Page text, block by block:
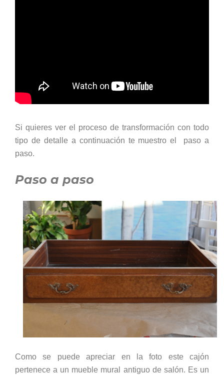
Si quieres ver el proceso de transformación con todo
tipo de detalle a continuación te muestro el paso a
paso.
Paso a paso
Como se puede apreciar en la foto este cajón
pertenece a un mueble mural antiguo de salón. Es un